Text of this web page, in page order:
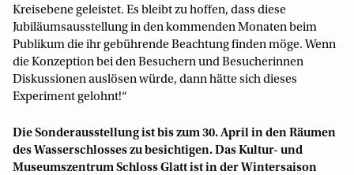
Kreisebene geleistet. Es bleibt zu hoffen, dass diese
Jubiläumsausstellung in den kommenden Monaten beim
Publikum die ihr gebührende Beachtung finden möge. Wenn
die Konzeption bei den Besuchern und Besucherinnen
Diskussionen auslösen würde, dann hätte sich dieses
Experiment gelohnt!“
Die Sonderausstellung ist bis zum 30. April in den Räumen
des Wasserschlosses zu besichtigen. Das Kultur- und
Museumszentrum Schloss Glatt ist in der Wintersaison